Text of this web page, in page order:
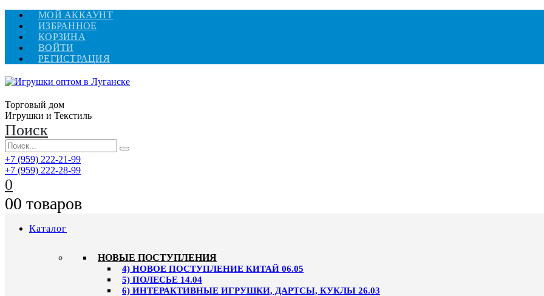
МОЙ АККАУНТ
ИЗБРАННОЕ
КОРЗИНА
ВОЙТИ
РЕГИСТРАЦИЯ
Торговый дом
Игрушки и Текстиль
Поиск
+7 (959) 222-21-99
+7 (959) 222-28-99
0
00 товаров
Каталог
НОВЫЕ ПОСТУПЛЕНИЯ
4) НОВОЕ ПОСТУПЛЕНИЕ КИТАЙ 06.05
5) ПОЛЕСЬЕ 14.04
6) ИНТЕРАКТИВНЫЕ ИГРУШКИ, ДАРТСЫ, КУКЛЫ 26.03